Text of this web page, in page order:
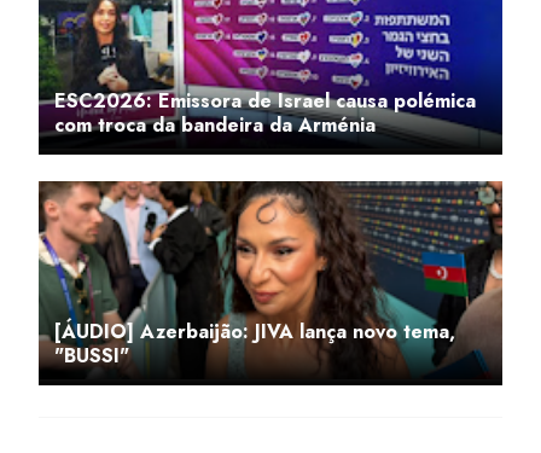
ESC2026: Emissora de Israel causa polémica
com troca da bandeira da Arménia
[ÁUDIO] Azerbaijão: JIVA lança novo tema,
"BUSSI"